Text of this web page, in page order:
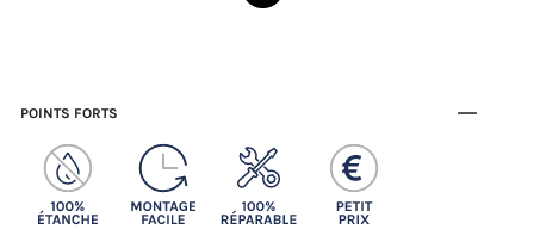
POINTS FORTS